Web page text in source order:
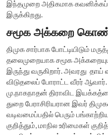
இந்தமுறை அதிகமாக
இருக்கிறது.
சமூக அக்கறை
திமுக சார்பாக போட்டியிடும்
தலைமுறையாக சமூக
இருந்து வருகிறார். அவரது
விடுதலைப் போராட்ட வீரர் ஆவார்.
மு.நாகநாதன் திராவிட
துறை பேராசிரியரான இவர்
வடிவமைப்பதில் பெரும்
குறித்தும், மாநில உரிமைகள்